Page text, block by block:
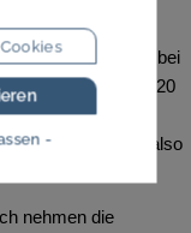
Präsenz bei
fast 20
165.000
Wir haben also
nehmen die
-